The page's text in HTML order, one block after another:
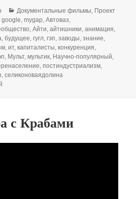
Рубрики
Документальные фильмы, Проект
google,mygap,Автоваз,
,Айти,айтишники,анимация,
,будущее,гугл,гэп,заводы,знание,
,ит,капиталисты,конкуренция,
, Мульт,мультик, Научно-популярный,
,постиндустриализм,
,селиконоваядолина
с Крабами